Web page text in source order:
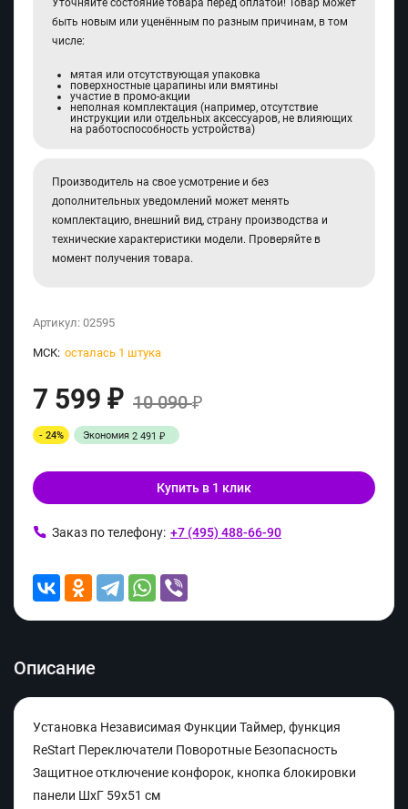
Уточняйте состояние товара перед оплатой! Товар может
быть новым или уценённым по разным причинам, в том
числе:
мятая или отсутствующая упаковка
поверхностные царапины или вмятины
участие в промо-акции
неполная комплектация (например, отсутствие
инструкции или отдельных аксессуаров, не влияющих
на работоспособность устройства)
Производитель на свое усмотрение и без
дополнительных уведомлений может менять
комплектацию, внешний вид, страну производства и
технические характеристики модели. Проверяйте в
момент получения товара.
Артикул: 02595
МСК: осталась 1 штука
7 599 ₽ 10 090₽
- 24% Экономия 2 491 ₽
Купить в 1 клик
Заказ по телефону: +7 (495) 488-66-90
Описание
Установка Независимая Функции Таймер, функция
ReStart Переключатели Поворотные Безопасность
Защитное отключение конфорок, кнопка блокировки
панели ШхГ 59х51 см